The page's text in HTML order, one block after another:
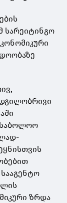
სარეიტინგო
საბოლოო
ზრდა